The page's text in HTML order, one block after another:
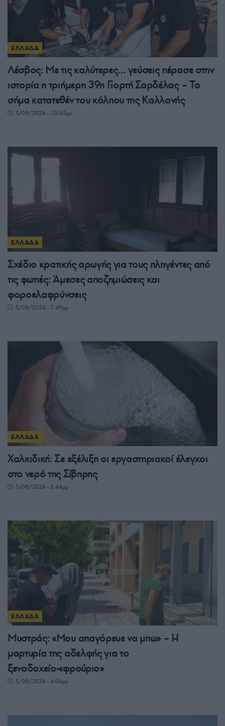
ΕΛΛΑΔΑ
Λέσβος: Με τις καλύτερες… γεύσεις πέρασε στην
ιστορία η τριήμερη 39η Γιορτή Σαρδέλας – Το
σήμα κατατεθέν του κόλπου της Καλλονής
5/08/2026 - 10:35μμ
ΕΛΛΑΔΑ
Σχέδιο κρατικής αρωγής για τους πληγέντες από
τις φωτιές: Άμεσες αποζημιώσεις και
φοροελαφρύνσεις
5/08/2026 - 7:49μμ
ΕΛΛΑΔΑ
Χαλκιδική: Σε εξέλιξη οι εργαστηριακοί έλεγχοι
στο νερό της Σίβηρης
5/08/2026 - 5:44μμ
ΕΛΛΑΔΑ
Μυστράς: «Μου απαγόρευε να μπω» – Η
μαρτυρία της αδελφής για το
ξενοδοχείο-«φρούριο»
5/08/2026 - 4:04μμ